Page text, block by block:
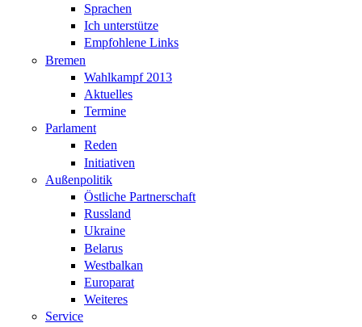
Sprachen
Ich unterstütze
Empfohlene Links
Bremen
Wahlkampf 2013
Aktuelles
Termine
Parlament
Reden
Initiativen
Außenpolitik
Östliche Partnerschaft
Russland
Ukraine
Belarus
Westbalkan
Europarat
Weiteres
Service